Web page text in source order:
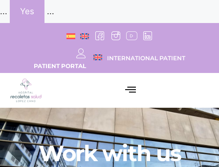
... Yes ...
PATIENT PORTAL
INTERNATIONAL PATIENT
Work with us